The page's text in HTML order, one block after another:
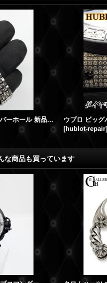
カルティエ 時計 傷 修理 オーバーホール 新品仕上げ
[hublot-repair]
な商品も買っています